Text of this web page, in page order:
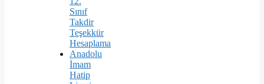
Sınıf
Takdir
Teşekkür
Hesaplama
Anadolu
İmam
Hatip